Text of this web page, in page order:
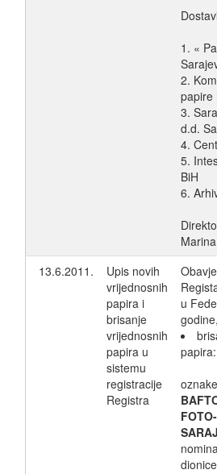
1. «
2.
papire
3.
d.d.
4.
5.
BiH
6.
13.6.2011.
Upis novih
vrijednosnih
papira i
brisanje
vrijednosnih
papira u
sistemu
registracije
Registra
u
papira:
oznake